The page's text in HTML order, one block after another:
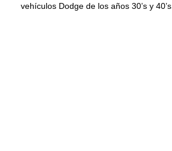
vehículos Dodge de los años 30’s y 40’s.